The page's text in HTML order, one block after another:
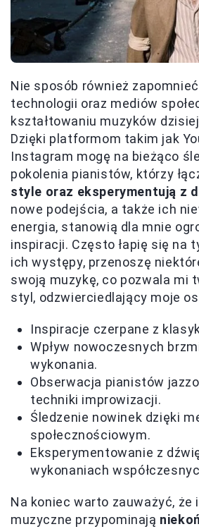
Nie sposób również
technologii oraz mediów
kształtowaniu muzyków
Dzięki platformom takim jak
Instagram mogę na bieżąco
pokolenia pianistów, którzy
style oraz eksperymentują z
nowe podejścia, a także ich
energia, stanowią dla mnie
inspiracji. Często łapię się na
ich występy, przenoszę
swoją muzykę, co pozwala mi
styl, odzwierciedlający moje
Inspiracje czerpane z
Wpływ nowoczesnych
wykonania.
Obserwacja pianistów
techniki improwizacji.
Śledzenie nowinek dzięki
społecznościowym.
Eksperymentowanie z
wykonaniach
Na koniec warto zauważyć, że
muzyczne przypominają